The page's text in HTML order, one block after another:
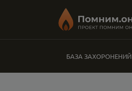
БАЗА ЗАХОРОНЕНИЙ